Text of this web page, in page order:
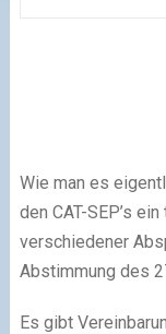
Wie man es
den CAT-SEP’s
verschiedener
Abstimmung des
Es gibt